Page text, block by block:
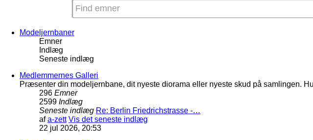
Modeljernbaner
Emner
Indlæg
Seneste indlæg
Medlemmernes Galleri
Præsenter din modeljernbane, dit nyeste diorama eller nyeste skud på samlingen.
296 Emner
2599 Indlæg
Seneste indlæg Re: Berlin Friedrichstrasse -…
afa-zett Vis det seneste indlæg
22 jul 2026, 20:53